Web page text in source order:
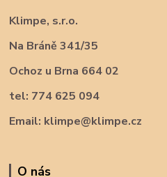
Klimpe, s.r.o.
Na Bráně 341/35
Ochoz u Brna 664 02
tel: 774 625 094
Email: klimpe@klimpe.cz
O nás